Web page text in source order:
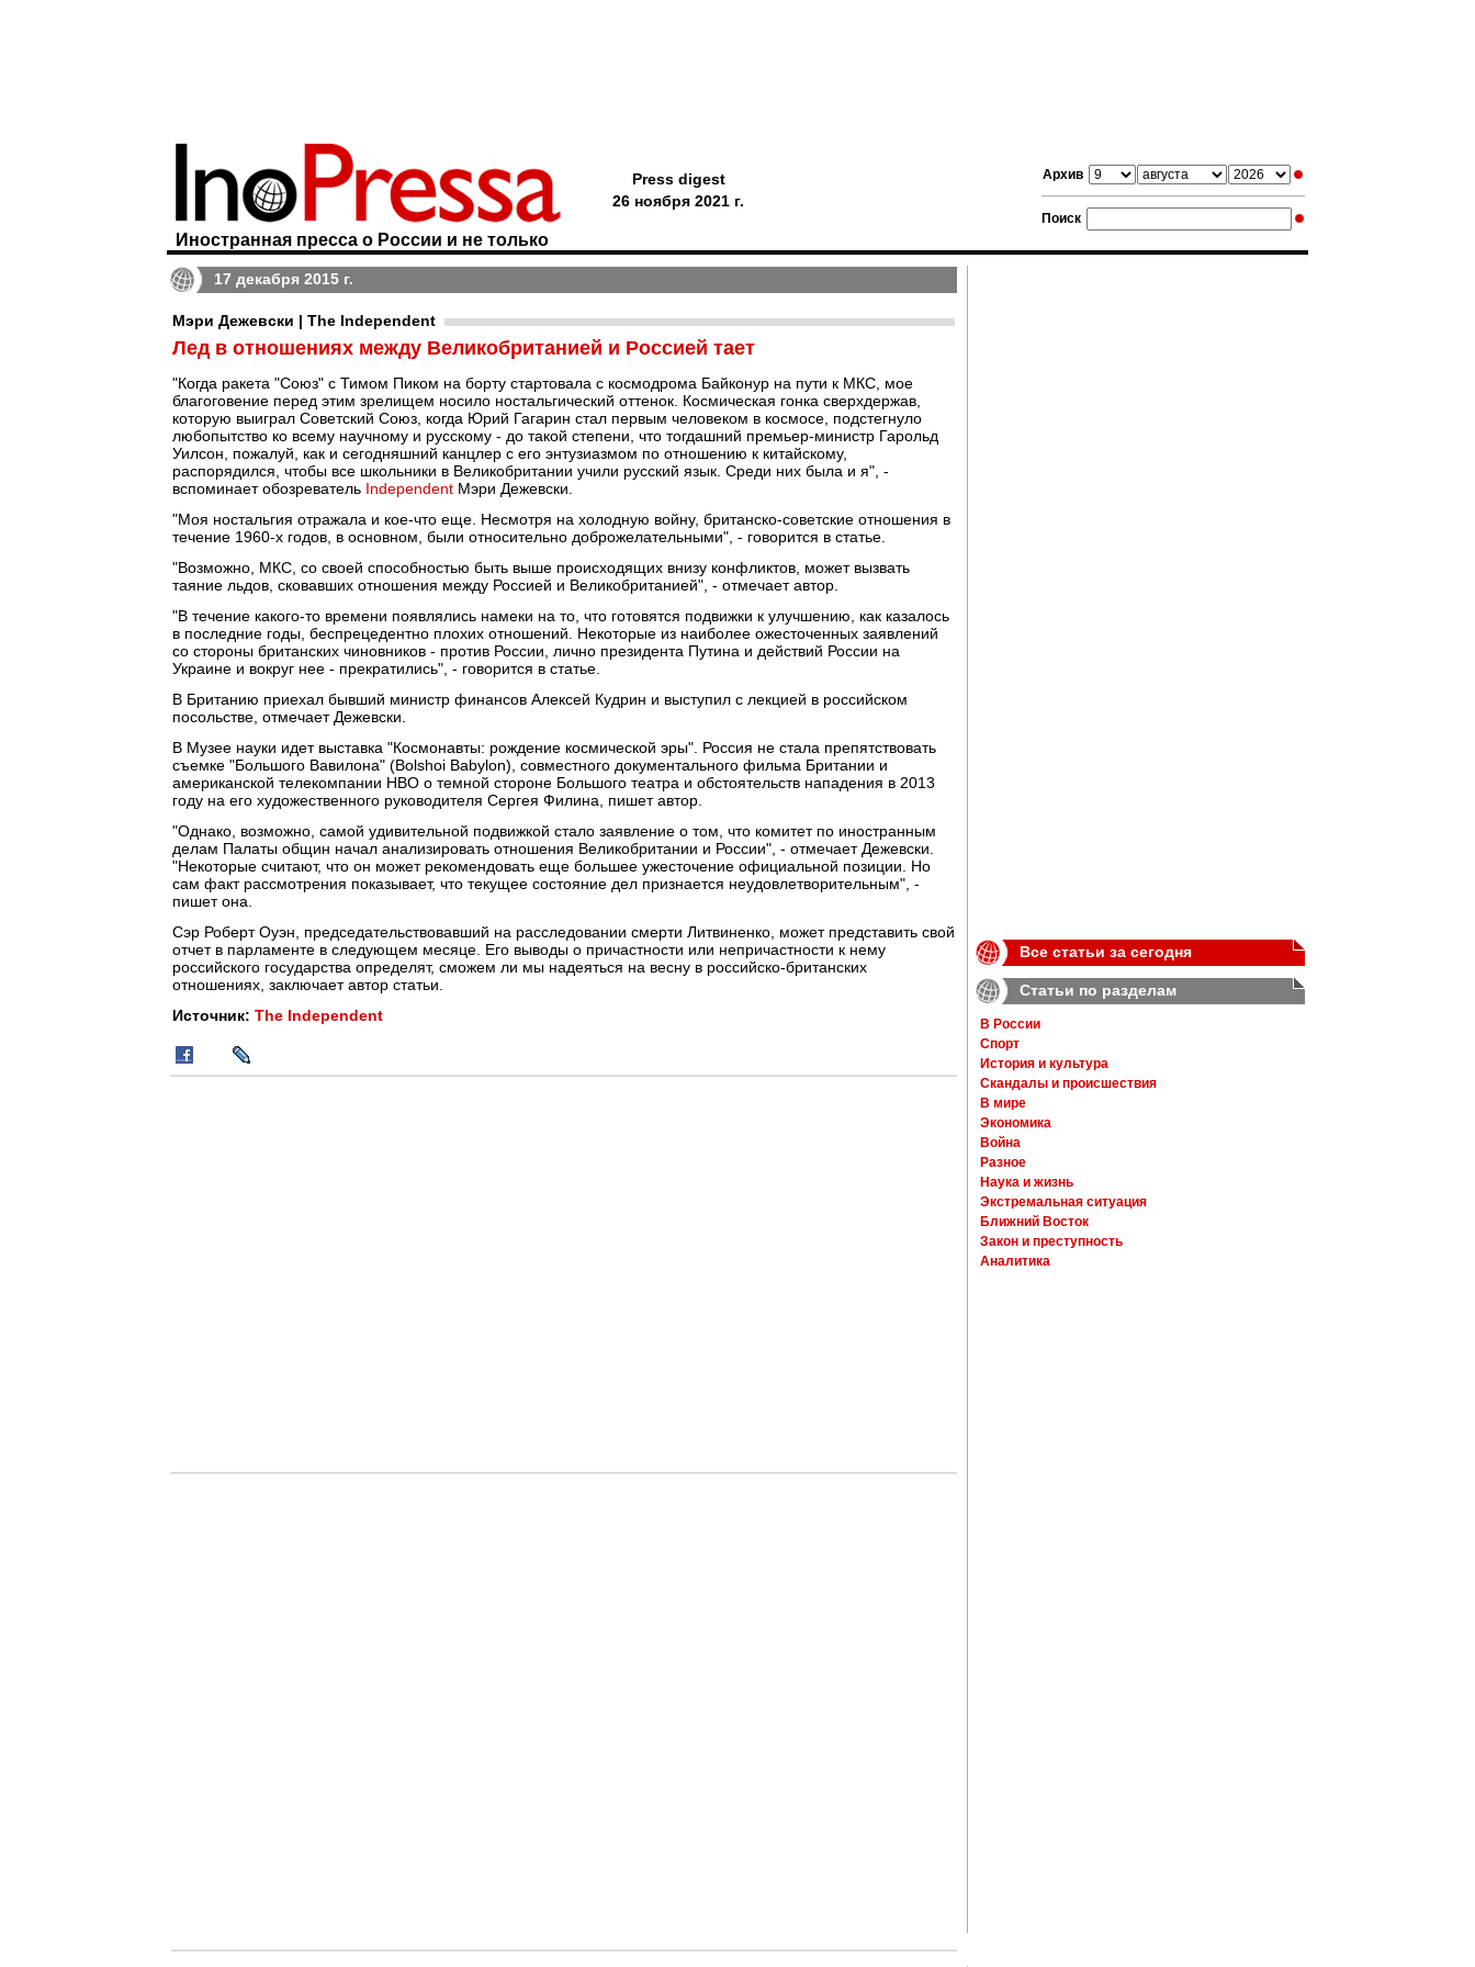
Архив
Поиск
Иностранная пресса о России и не только
Press digest
26 ноября 2021 г.
17 декабря 2015 г.
Мэри Дежевски | The Independent
Лед в отношениях между Великобританией и Россией тает
"Когда ракета "Союз" с Тимом Пиком на борту стартовала с космодрома Байконур на пути к МКС, мое
благоговение перед этим зрелищем носило ностальгический оттенок. Космическая гонка сверхдержав,
которую выиграл Советский Союз, когда Юрий Гагарин стал первым человеком в космосе, подстегнуло
любопытство ко всему научному и русскому - до такой степени, что тогдашний премьер-министр Гарольд
Уилсон, пожалуй, как и сегодняшний канцлер с его энтузиазмом по отношению к китайскому,
распорядился, чтобы все школьники в Великобритании учили русский язык. Среди них была и я", -
вспоминает обозреватель Independent Мэри Дежевски.
"Моя ностальгия отражала и кое-что еще. Несмотря на холодную войну, британско-советские отношения в
течение 1960-х годов, в основном, были относительно доброжелательными", - говорится в статье.
"Возможно, МКС, со своей способностью быть выше происходящих внизу конфликтов, может вызвать
таяние льдов, сковавших отношения между Россией и Великобританией", - отмечает автор.
"В течение какого-то времени появлялись намеки на то, что готовятся подвижки к улучшению, как казалось
в последние годы, беспрецедентно плохих отношений. Некоторые из наиболее ожесточенных заявлений
со стороны британских чиновников - против России, лично президента Путина и действий России на
Украине и вокруг нее - прекратились", - говорится в статье.
В Британию приехал бывший министр финансов Алексей Кудрин и выступил с лекцией в российском
посольстве, отмечает Дежевски.
В Музее науки идет выставка "Космонавты: рождение космической эры". Россия не стала препятствовать
съемке "Большого Вавилона" (Bolshoi Babylon), совместного документального фильма Британии и
американской телекомпании HBO о темной стороне Большого театра и обстоятельств нападения в 2013
году на его художественного руководителя Сергея Филина, пишет автор.
"Однако, возможно, самой удивительной подвижкой стало заявление о том, что комитет по иностранным
делам Палаты общин начал анализировать отношения Великобритании и России", - отмечает Дежевски.
"Некоторые считают, что он может рекомендовать еще большее ужесточение официальной позиции. Но
сам факт рассмотрения показывает, что текущее состояние дел признается неудовлетворительным", -
пишет она.
Сэр Роберт Оуэн, председательствовавший на расследовании смерти Литвиненко, может представить свой
отчет в парламенте в следующем месяце. Его выводы о причастности или непричастности к нему
российского государства определят, сможем ли мы надеяться на весну в российско-британских
отношениях, заключает автор статьи.
Источник: The Independent
Все статьи за сегодня
Статьи по разделам
В России
Спорт
История и культура
Скандалы и происшествия
В мире
Экономика
Война
Разное
Наука и жизнь
Экстремальная ситуация
Ближний Восток
Закон и преступность
Аналитика